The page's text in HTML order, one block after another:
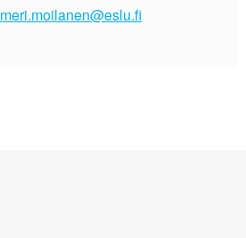
meri.moilanen@eslu.fi